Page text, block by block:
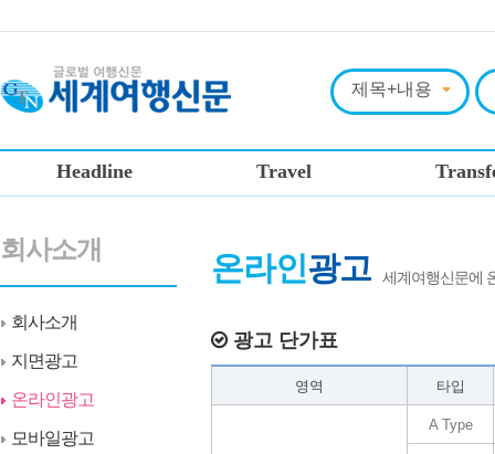
Headline Travel
회사소개
회사소개
지면광고
온라인광고
모바일광고
온라인광고 세계여행신문에
광고 단가표
영역 타입
A Type